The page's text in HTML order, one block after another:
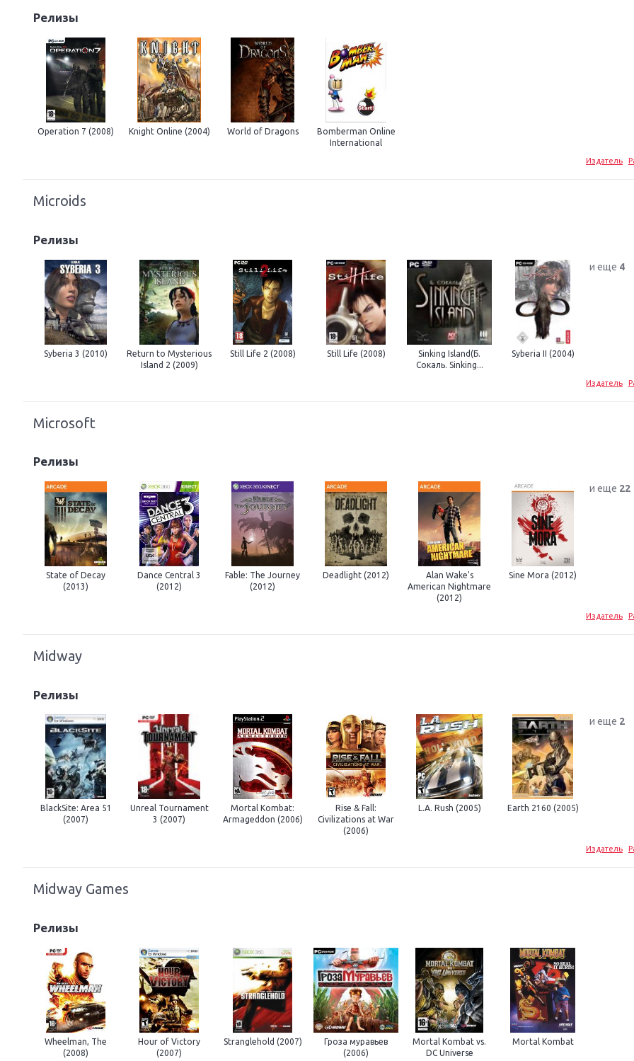
Релизы
Operation 7 (2008) Knight Online (2004) World of Dragons
Bomberman Online
International
Издатель
Microids
Релизы
Syberia 3 (2010)
Return to Mysterious
Island 2 (2009)
Still Life 2 (2008) Still Life (2008)
Sinking Island(Б.
Сокаль. Sinking...
Syberia II (2004)
и еще 4
Издатель
Microsoft
Релизы
State of Decay
(2013)
Dance Central 3
(2012)
Fable: The Journey
(2012)
Deadlight (2012)
Alan Wake's
American Nightmare
(2012)
Sine Mora (2012)
и еще 22
Издатель
Midway
Релизы
BlackSite: Area 51
(2007)
Unreal Tournament
3 (2007)
Mortal Kombat:
Armageddon (2006)
Rise & Fall:
Civilizations at War
(2006)
L.A. Rush (2005) Earth 2160 (2005)
и еще 2
Издатель
Midway Games
Релизы
Wheelman, The
(2008)
Hour of Victory
(2007)
Stranglehold (2007)
Гроза муравьев
(2006)
Mortal Kombat vs.
DC Universe
Mortal Kombat